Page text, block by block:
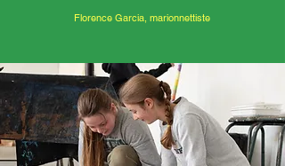
Florence Garcia, marionnettiste